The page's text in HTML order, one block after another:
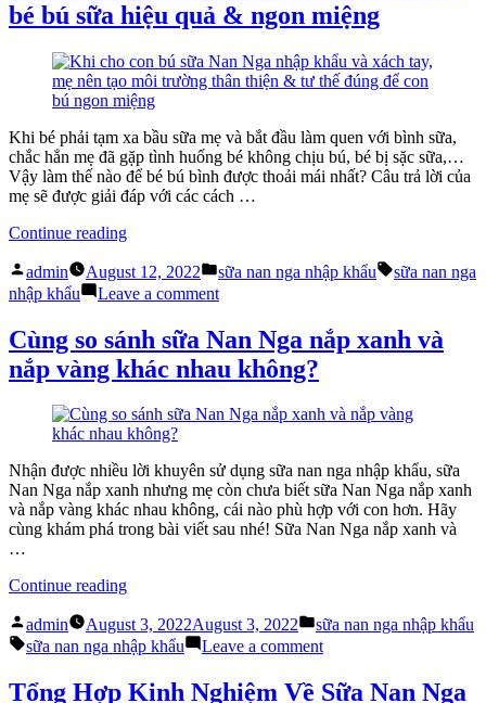
sự
tốt
nan
việt
không?”
nhập
khẩu
có
thật
sự
hơn
nan
việt
bé bú sữa hiệu quả & ngon miệng
Khi bé phải tạm xa bầu sữa mẹ và bắt đầu làm quen với bình sữa,
chắc hẳn mẹ đã gặp tình huống bé không chịu bú, bé bị sặc sữa,…
Vậy làm thế nào để bé bú bình được thoải mái nhất? Câu trả lời của
mẹ sẽ được giải đáp với các cách …
Continue reading“Sữa
Nga
nhập
chỉ
mẹ
cách
cho
bé
bú
sữa
hiệu
quả
&
ngon
miệng”
Posted
by
admin August 12, 2022
Posted
in
sữa nan nga nhập khẩu Tags:
sữa nan nga
nhập khẩu
Leave a commenton
Nan
Nga
nhập
khẩu
chỉ
mẹ
cho
bé
bú
sữa
miệng
Cùng so sánh sữa Nan Nga nắp xanh và
nắp vàng khác nhau không?
Nhận được nhiều lời khuyên sử dụng sữa nan nga nhập khẩu, sữa
Nan Nga nắp xanh nhưng mẹ còn chưa biết sữa Nan Nga nắp xanh
và nắp vàng khác nhau không, cái nào phù hợp với con hơn. Hãy
cùng khám phá trong bài viết sau nhé! Sữa Nan Nga nắp xanh và
…
Continue reading“Cùng
sánh
sữa
Nga
Posted
by
admin August 3, 2022August 3, 2022
Posted
in
sữa nan nga nhập khẩu
Tags:
sữa nan nga nhập khẩu Leave a commenton
so
Tổng Hợp Kinh Nghiệm Về Sữa Nan Nga